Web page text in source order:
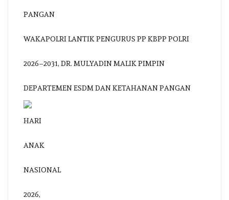
WAKAPOLRI LANTIK PENGURUS PP KBPP POLRI
2026–2031, DR. MULYADIN MALIK PIMPIN
DEPARTEMEN ESDM DAN KETAHANAN PANGAN